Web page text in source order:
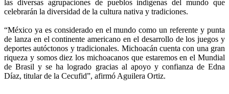
las diversas agrupaciones de pueblos indígenas del mundo que
celebrarán la diversidad de la cultura nativa y tradiciones.
“México ya es considerado en el mundo como un referente y punta
de lanza en el continente americano en el desarrollo de los juegos y
deportes autóctonos y tradicionales. Michoacán cuenta con una gran
riqueza y somos diez los michoacanos que estaremos en el Mundial
de Brasil y se ha logrado gracias al apoyo y confianza de Edna
Díaz, titular de la Cecufid”, afirmó Aguilera Ortiz.